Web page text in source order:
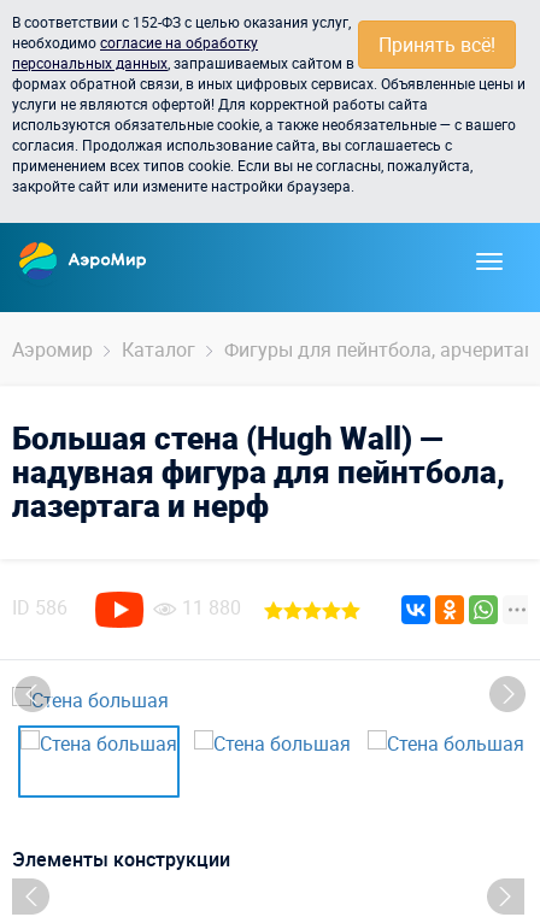
Принять всё!
В соответствии с 152-ФЗ с целью оказания услуг,
необходимосогласие на обработку
персональных данных , запрашиваемых сайтом в
формах обратной связи, в иных цифровых сервисах. Объявленные цены и
услуги не являются офертой! Для корректной работы сайта
используются обязательные cookie, а также необязательные — с вашего
согласия. Продолжая использование сайта, вы соглашаетесь с
применением всех типов cookie. Если вы не согласны, пожалуйста,
закройте сайт или измените настройки браузера.
Аэромир Каталог Фигуры для пейнтбола,
Большая стена (Hugh Wall) —
надувная фигура для пейнтбола,
лазертага и нерф
ID 586 11 880
Элементы конструкции